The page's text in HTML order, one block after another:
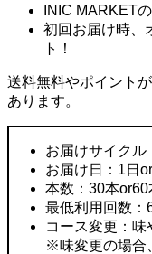
INIC MARKET
初回お届け時、
ト！
送料無料やポイント
あります。
お届けサイクル
お届け日：1日
本数：30本or60
最低利用回数：
コース変更：
※味変更の場合